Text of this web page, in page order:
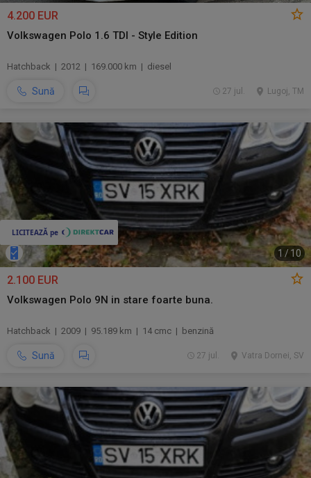
4.200 EUR
Volkswagen Polo 1.6 TDI - Style Edition
Hatchback | 2012 | 169.000 km | diesel
Sună Lugoj, TM
27 jul.
1 /10
2.100 EUR
Volkswagen Polo 9N in stare foarte buna.
Hatchback | 2009 | 95.189 km | 14 cmc | benzină
Sună Vatra Dornei, SV
27 jul.